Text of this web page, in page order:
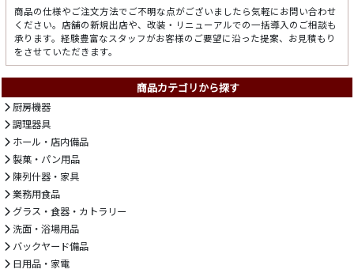
商品の仕様やご注文方法でご不明な点がございましたら気軽にお問い合わせ
ください。店舗の新規出店や、改装・リニューアルでの一括導入のご相談も
承ります。経験豊富なスタッフがお客様のご要望に沿った提案、お見積もり
をさせていただきます。
商品カテゴリから探す
厨房機器
調理器具
ホール・店内備品
製菓・パン用品
陳列什器・家具
業務用食品
グラス・食器・カトラリー
洗面・浴場用品
バックヤード備品
日用品・家電